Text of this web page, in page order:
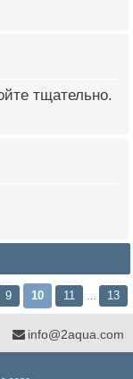
тщательно.
9 10 11 13
info@2aqua.com